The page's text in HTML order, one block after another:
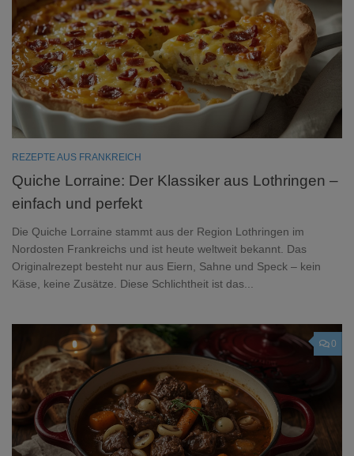
REZEPTE AUS FRANKREICH
Quiche Lorraine: Der Klassiker aus Lothringen –
einfach und perfekt
Die Quiche Lorraine stammt aus der Region Lothringen im
Nordosten Frankreichs und ist heute weltweit bekannt. Das
Originalrezept besteht nur aus Eiern, Sahne und Speck – kein
Käse, keine Zusätze. Diese Schlichtheit ist das...
0